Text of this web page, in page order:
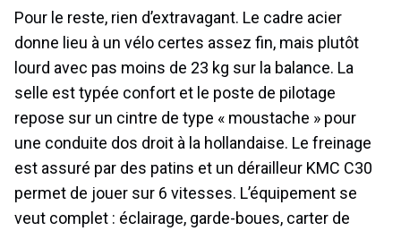
Pour le reste, rien d’extravagant. Le cadre acier
donne lieu à un vélo certes assez fin, mais plutôt
lourd avec pas moins de 23 kg sur la balance. La
selle est typée confort et le poste de pilotage
repose sur un cintre de type « moustache » pour
une conduite dos droit à la hollandaise. Le freinage
est assuré par des patins et un dérailleur KMC C30
permet de jouer sur 6 vitesses. L’équipement se
veut complet : éclairage, garde-boues, carter de